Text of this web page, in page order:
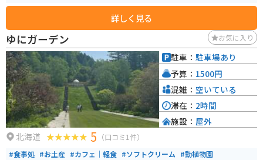
るスポットです。
詳しく見る
ゆにガーデン お気に入り
北海道 5 （口コミ1件）
#食事処 #お土産 #カフェ｜軽食 #ソフトクリーム #動植物園
駐車： 駐車場あり
予算： 1500円
混雑： 空いている
滞在： 2時間
施設： 屋外